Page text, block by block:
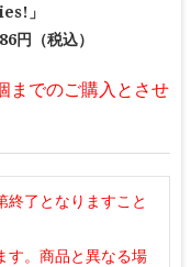
」
円（税込）
までのご購入とさせ
了となりますこと
す。商品と異なる場